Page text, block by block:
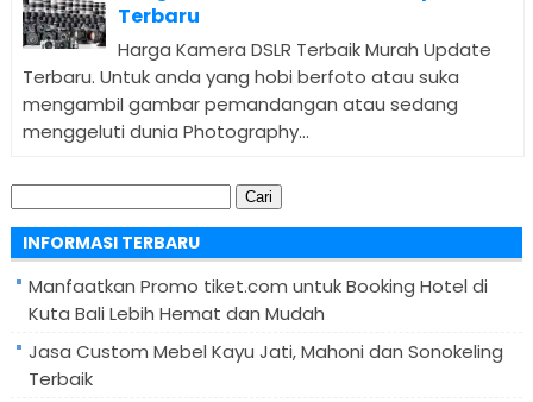
Terbaru
Harga Kamera DSLR Terbaik Murah Update
Terbaru. Untuk anda yang hobi berfoto atau suka
mengambil gambar pemandangan atau sedang
menggeluti dunia Photography...
Cari
untuk:
INFORMASI TERBARU
Manfaatkan Promo tiket.com untuk Booking Hotel di
Kuta Bali Lebih Hemat dan Mudah
Jasa Custom Mebel Kayu Jati, Mahoni dan Sonokeling
Terbaik